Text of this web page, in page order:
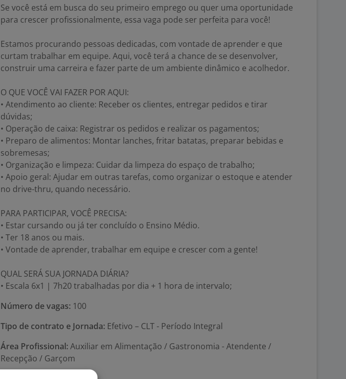
Se você está em busca do seu primeiro emprego ou quer uma oportunidade
para crescer profissionalmente, essa vaga pode ser perfeita para você!
Estamos procurando pessoas dedicadas, com vontade de aprender e que
curtam trabalhar em equipe. Aqui, você terá a chance de se desenvolver,
construir uma carreira e fazer parte de um ambiente dinâmico e acolhedor.
O QUE VOCÊ VAI FAZER POR AQUI:
• Atendimento ao cliente: Receber os clientes, entregar pedidos e tirar
dúvidas;
• Operação de caixa: Registrar os pedidos e realizar os pagamentos;
• Preparo de alimentos: Montar lanches, fritar batatas, preparar bebidas e
sobremesas;
• Organização e limpeza: Cuidar da limpeza do espaço de trabalho;
• Apoio geral: Ajudar em outras tarefas, como organizar o estoque e atender
no drive-thru, quando necessário.
PARA PARTICIPAR, VOCÊ PRECISA:
• Estar cursando ou já ter concluído o Ensino Médio.
• Ter 18 anos ou mais.
• Vontade de aprender, trabalhar em equipe e crescer com a gente!
QUAL SERÁ SUA JORNADA DIÁRIA?
• Escala 6x1 | 7h20 trabalhadas por dia + 1 hora de intervalo;
Número de vagas: 100
Tipo de contrato e Jornada: Efetivo – CLT - Período Integral
Área Profissional: Auxiliar em Alimentação / Gastronomia - Atendente /
Recepção / Garçom